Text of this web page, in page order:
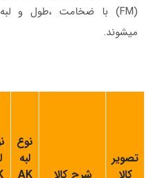
میشوند.
تصویر
نوع
لبه